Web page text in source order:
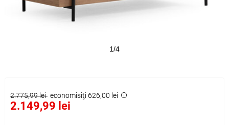
1/4
2.775,99 lei economisiţi 626,00 lei
2.149,99 lei